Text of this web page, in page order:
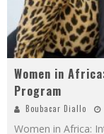
Women in
Program
Boubacar Diallo
Women in Africa: